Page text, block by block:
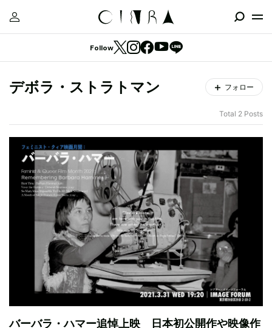
Follow
デボラ・ストラトマン フォロー
Total 2 Posts
バーバラ・ハマー追悼上映 日本初公開作や映像作